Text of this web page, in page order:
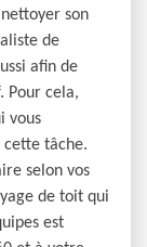
son
de
afin de
Pour cela,
vous
tâche.
selon vos
de toit qui
est